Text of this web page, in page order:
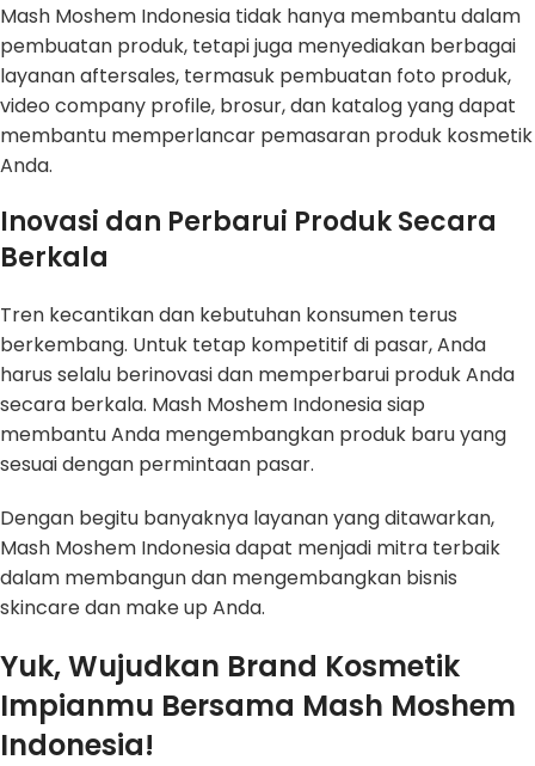
Mash Moshem Indonesia tidak hanya membantu dalam
pembuatan produk, tetapi juga menyediakan berbagai
layanan aftersales, termasuk pembuatan foto produk,
video company profile, brosur, dan katalog yang dapat
membantu memperlancar pemasaran produk kosmetik
Anda.
Inovasi dan Perbarui Produk Secara
Berkala
Tren kecantikan dan kebutuhan konsumen terus
berkembang. Untuk tetap kompetitif di pasar, Anda
harus selalu berinovasi dan memperbarui produk Anda
secara berkala. Mash Moshem Indonesia siap
membantu Anda mengembangkan produk baru yang
sesuai dengan permintaan pasar.
Dengan begitu banyaknya layanan yang ditawarkan,
Mash Moshem Indonesia dapat menjadi mitra terbaik
dalam membangun dan mengembangkan bisnis
skincare dan make up Anda.
Yuk, Wujudkan Brand Kosmetik
Impianmu Bersama Mash Moshem
Indonesia!